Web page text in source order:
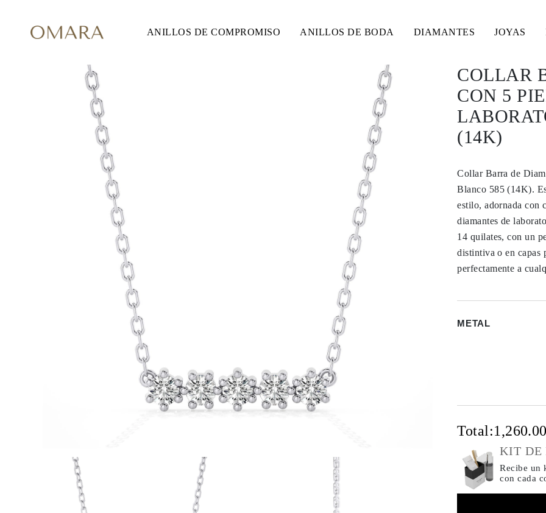
ANILLOS DE COMPROMISO ANILLOS DE BODA DIAMANTES JOYAS
ANILLOS DE COMPROMISO
Solitaire
Halo
Hidden Halo
Petite
Glam
Vintage
Tres Piedras
Comprar todo
FORMA
Redondo
Princesa
Cojín
Ovalado
Esmeralda
Marquesa
Comprar todo
METAL Y COLOR
Oro Amarillo
Oro Blanco
Oro Rosa
950 Platino
Comprar todo
ANILLOS DE BODA
Comprar todo
COLLAR
CON 5
(14K)
Collar Barra de
Blanco 585 (14K).
estilo, adornada con
diamantes de
14 quilates, con un
distintiva o en capas
perfectamente a
METAL
Total:
KIT DE
Recibe un
con cada